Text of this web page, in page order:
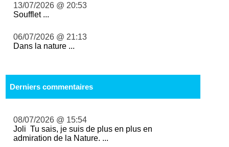
13/07/2026 @ 20:53
Soufflet ...
06/07/2026 @ 21:13
Dans la nature ...
Derniers commentaires
08/07/2026 @ 15:54
Joli Tu sais, je suis de plus en plus en
admiration de la Nature. ...